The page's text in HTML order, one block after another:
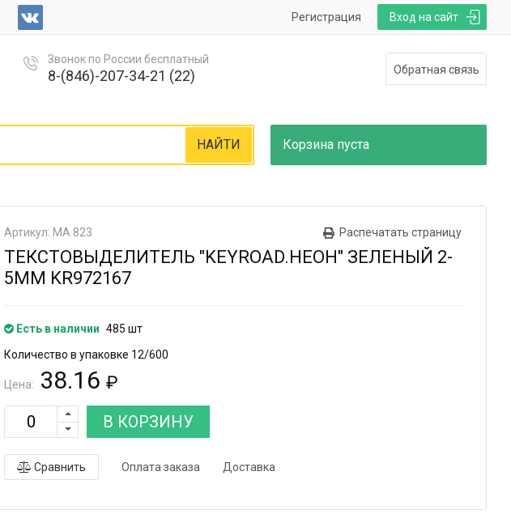
Вход на сайт
Регистрация
Звонок по России бесплатный
8-(846)-207-34-21 (22) Обратная связь
Корзина пуста
НАЙТИ
Распечатать страницу
Артикул: МА 823
ТЕКСТОВЫДЕЛИТЕЛЬ "KEYROAD.НЕОН" ЗЕЛЕНЫЙ 2-
5ММ KR972167
Есть в наличии 485 шт
Количество в упаковке 12/600
Цена: 38.16 ₽
В КОРЗИНУ
Сравнить Оплата заказа Доставка